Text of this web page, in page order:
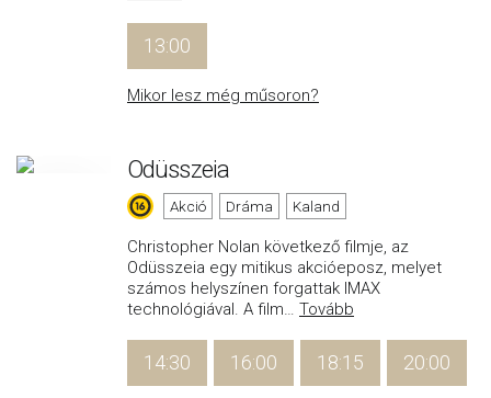
13:00
Mikor lesz még műsoron?
Odüsszeia
Akció Dráma Kaland
Christopher Nolan következő filmje, az
Odüsszeia egy mitikus akcióeposz, melyet
számos helyszínen forgattak IMAX
technológiával. A film… Tovább
14:30 16:00 18:15 20:00